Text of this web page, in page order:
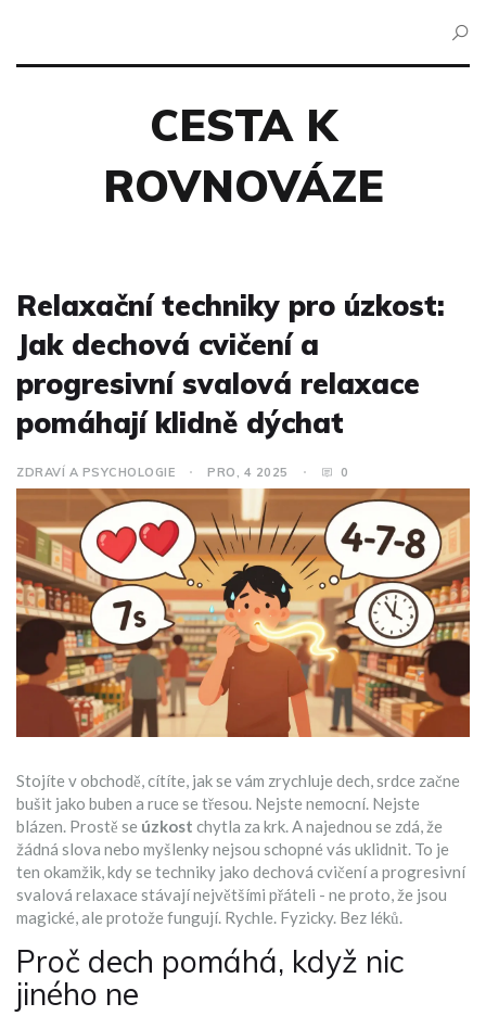
CESTA K
ROVNOVÁZE
Relaxační techniky pro úzkost:
Jak dechová cvičení a
progresivní svalová relaxace
pomáhají klidně dýchat
ZDRAVÍ A PSYCHOLOGIE PRO, 4 2025 0
Stojíte v obchodě, cítíte, jak se vám zrychluje dech, srdce začne
bušit jako buben a ruce se třesou. Nejste nemocní. Nejste
blázen. Prostě se úzkost chytla za krk. A najednou se zdá, že
žádná slova nebo myšlenky nejsou schopné vás uklidnit. To je
ten okamžik, kdy se techniky jako dechová cvičení a progresivní
svalová relaxace stávají největšími přáteli - ne proto, že jsou
magické, ale protože fungují. Rychle. Fyzicky. Bez léků.
Proč dech pomáhá, když nic
jiného ne